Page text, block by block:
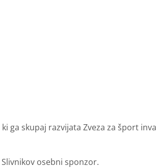
ki ga skupaj razvijata Zveza za šport
osebni sponzor.